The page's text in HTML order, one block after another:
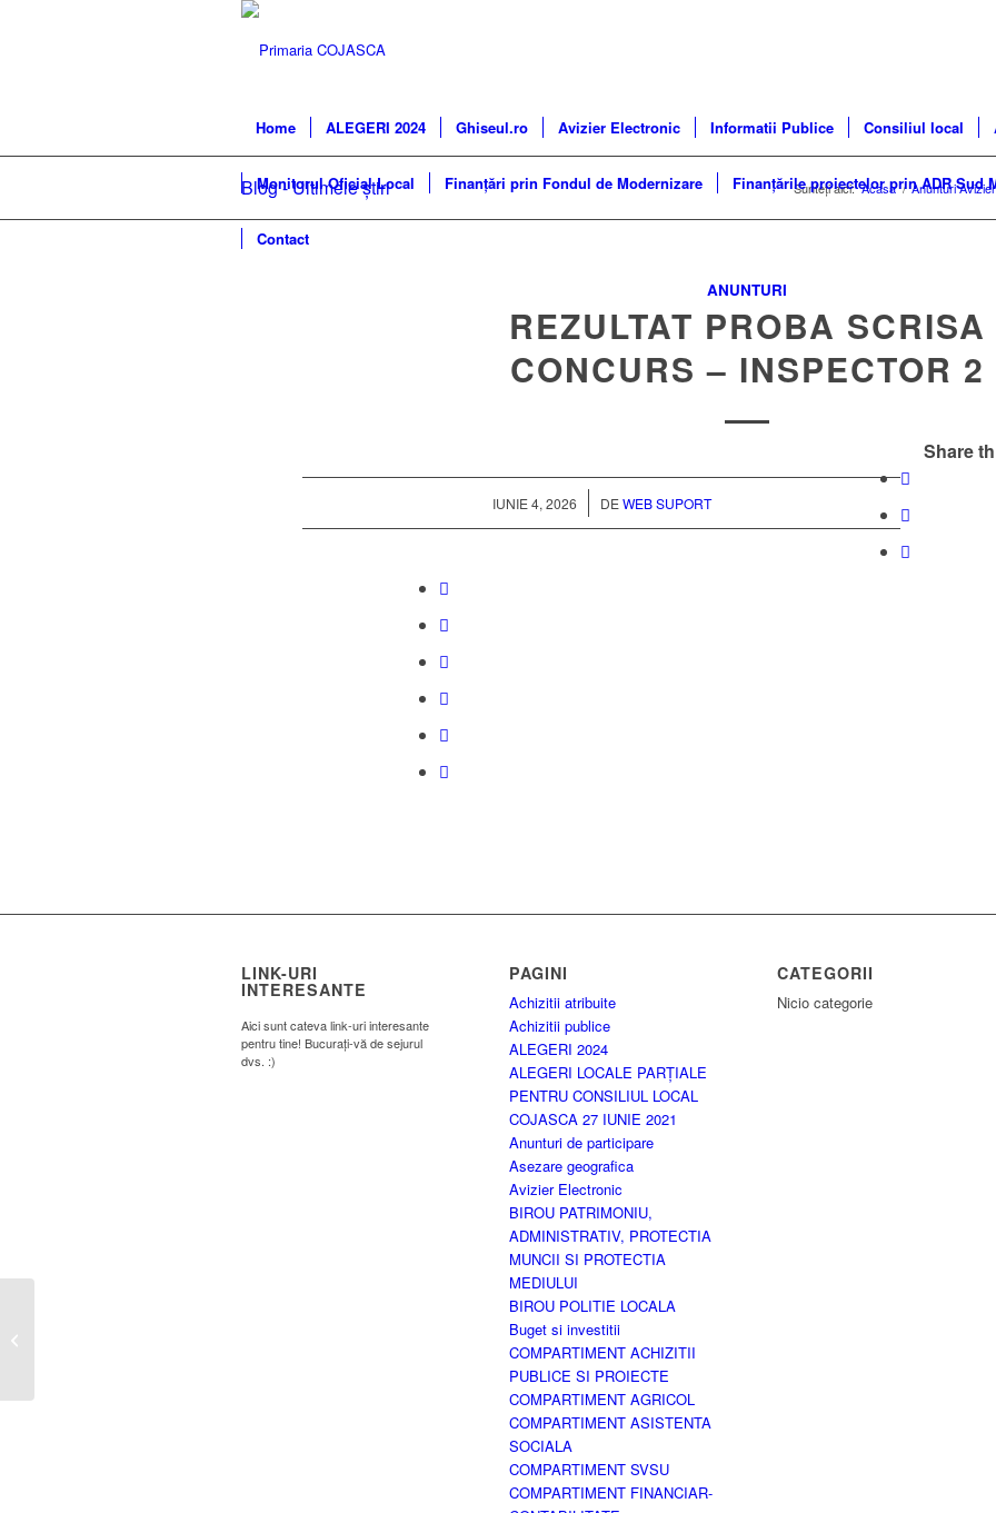
Home ALEGERI 2024 Ghiseul.ro Avizier Electronic Informatii Publice Consiliul local
Monitorul Oficial Local Finanțări prin Fondul de Modernizare Finanțările proiectelor prin ADR Sud
Contact
Blog - Ultimele știri Sunteți aici: Acasa / Anunturi Avizier
ANUNTURI
REZULTAT PROBA SCRISA
CONCURS – INSPECTOR 2
IUNIE 4, 2026
/ DEWEB SUPORT
Share
LINK-URI
INTERESANTE
Aici sunt cateva link-uri interesante
pentru tine! Bucurați-vă de sejurul
dvs. :)
PAGINI
Achizitii atribuite
Achizitii publice
ALEGERI 2024
ALEGERI LOCALE PARȚIALE
PENTRU CONSILIUL LOCAL
COJASCA 27 IUNIE 2021
Anunturi de participare
Asezare geografica
Avizier Electronic
BIROU PATRIMONIU,
ADMINISTRATIV, PROTECTIA
MUNCII SI PROTECTIA
MEDIULUI
BIROU POLITIE LOCALA
Buget si investitii
COMPARTIMENT ACHIZITII
PUBLICE SI PROIECTE
COMPARTIMENT AGRICOL
COMPARTIMENT ASISTENTA
SOCIALA
COMPARTIMENT SVSU
COMPARTIMENT FINANCIAR-
CATEGORII
Nicio categorie